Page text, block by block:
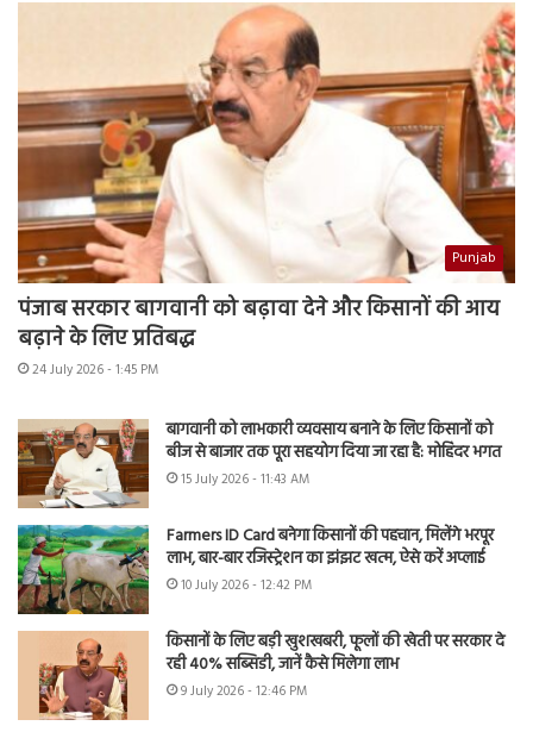
Punjab
पंजाब सरकार बागवानी को बढ़ावा देने और किसानों की आय
बढ़ाने के लिए प्रतिबद्ध
24 July 2026 - 1:45 PM
बागवानी को लाभकारी व्यवसाय बनाने के लिए किसानों को
बीज से बाजार तक पूरा सहयोग दिया जा रहा है: मोहिंदर भगत
15 July 2026 - 11:43 AM
Farmers ID Card बनेगा किसानों की पहचान, मिलेंगे भरपूर
लाभ, बार-बार रजिस्ट्रेशन का झंझट खत्म, ऐसे करें अप्लाई
10 July 2026 - 12:42 PM
किसानों के लिए बड़ी खुशखबरी, फूलों की खेती पर सरकार दे
रही 40% सब्सिडी, जानें कैसे मिलेगा लाभ
9 July 2026 - 12:46 PM